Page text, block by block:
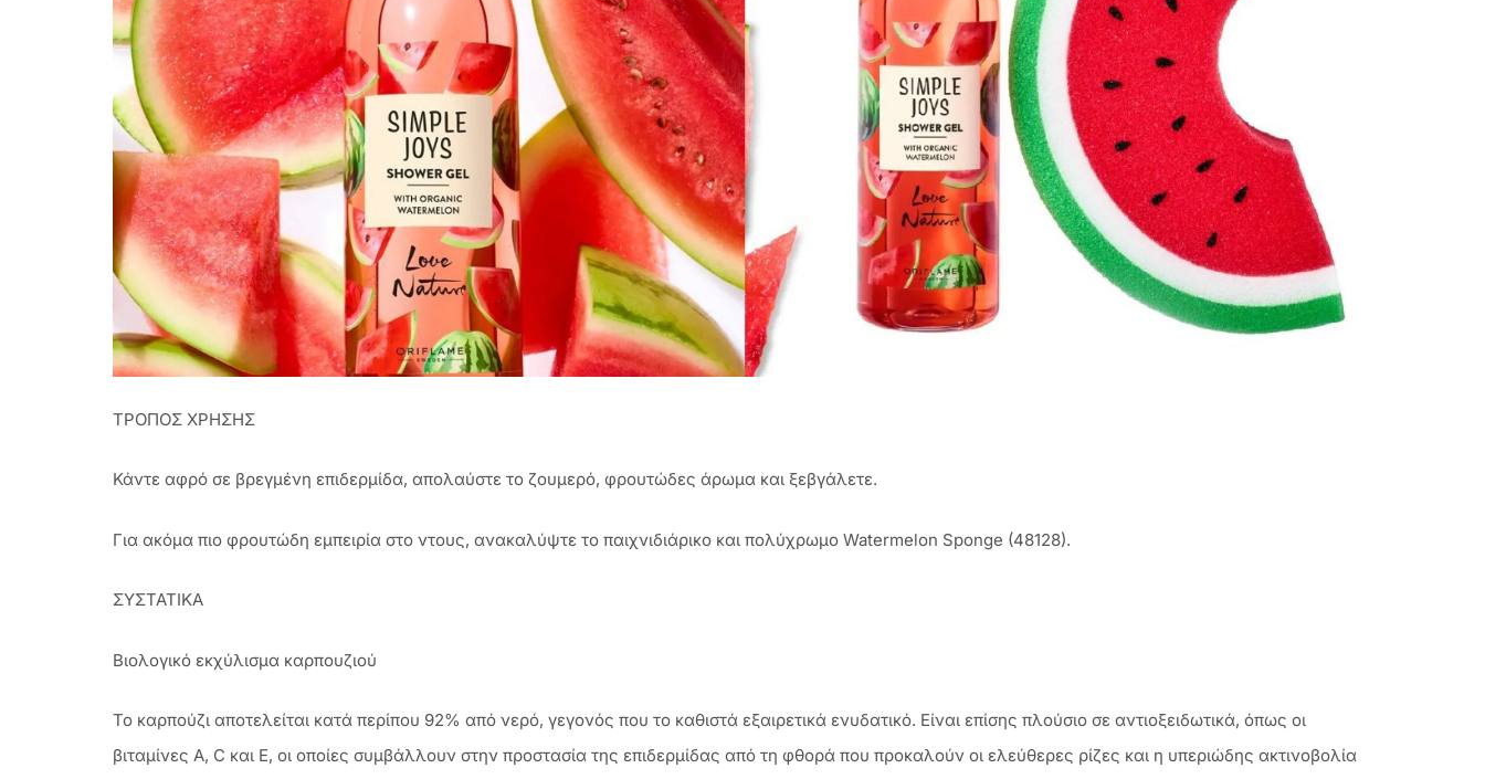
ΤΡΟΠΟΣ ΧΡΗΣΗΣ
Κάντε αφρό σε βρεγμένη επιδερμίδα, απολαύστε το ζουμερό, φρουτώδες άρωμα και ξεβγάλετε.
Για ακόμα πιο φρουτώδη εμπειρία στο ντους, ανακαλύψτε το παιχνιδιάρικο και πολύχρωμο Watermelon Sponge (48128).
ΣΥΣΤΑΤΙΚΑ
Βιολογικό εκχύλισμα καρπουζιού
Το καρπούζι αποτελείται κατά περίπου 92% από νερό, γεγονός που το καθιστά εξαιρετικά ενυδατικό. Είναι επίσης πλούσιο σε αντιοξειδωτικά, όπως οι
βιταμίνες A, C και E, οι οποίες συμβάλλουν στην προστασία της επιδερμίδας από τη φθορά που προκαλούν οι ελεύθερες ρίζες και η υπεριώδης ακτινοβολία